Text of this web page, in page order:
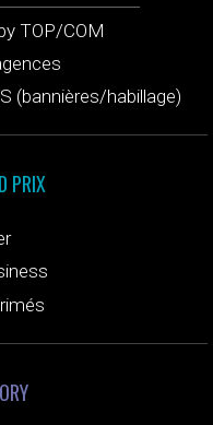
TOP/COM
(bannières/habillage)
PRIX